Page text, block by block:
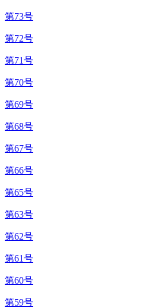
第73号
第72号
第71号
第70号
第69号
第68号
第67号
第66号
第65号
第63号
第62号
第61号
第60号
第59号